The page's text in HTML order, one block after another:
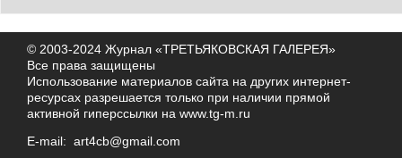
© 2003-2024 Журнал «ТРЕТЬЯКОВСКАЯ ГАЛЕРЕЯ»
Все права защищены
Использование материалов сайта на других интернет-
ресурсах разрешается только при наличии прямой
активной гиперссылки на www.tg-m.ru
E-mail: art4cb@gmail.com